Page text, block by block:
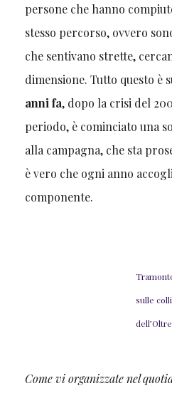
persone che hanno
stesso percorso, ovvero
che sentivano strette,
dimensione. Tutto questo è
anni fa, dopo la crisi del
periodo, è cominciato una
alla campagna, che sta
è vero che ogni anno
componente.
sulle
Come vi organizzate nel